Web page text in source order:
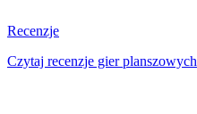
Recenzje
Czytaj recenzje gier planszowych